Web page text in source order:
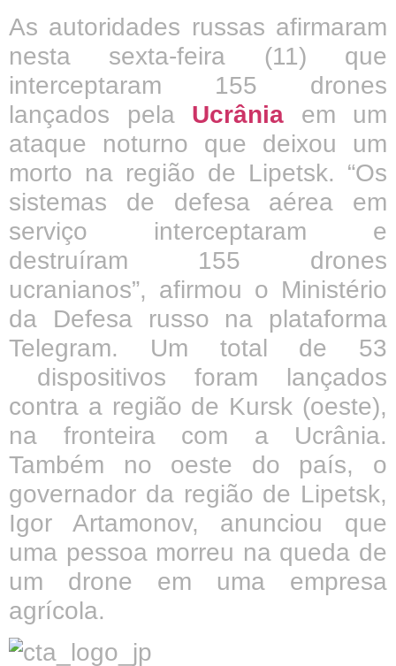
As autoridades russas afirmaram
nesta sexta-feira (11) que
interceptaram 155 drones
lançados pela Ucrânia em um
ataque noturno que deixou um
morto na região de Lipetsk. “Os
sistemas de defesa aérea em
serviço interceptaram e
destruíram 155 drones
ucranianos”, afirmou o Ministério
da Defesa russo na plataforma
Telegram. Um total de 53
dispositivos foram lançados
contra a região de Kursk (oeste),
na fronteira com a Ucrânia.
Também no oeste do país, o
governador da região de Lipetsk,
Igor Artamonov, anunciou que
uma pessoa morreu na queda de
um drone em uma empresa
agrícola.